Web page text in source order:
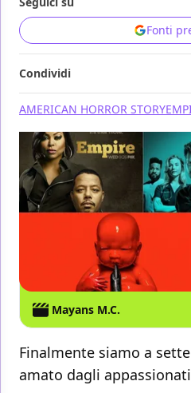
Fonti
Condividi
AMERICAN HORROR STORY
Mayans M.C.
Finalmente siamo a
amato dagli